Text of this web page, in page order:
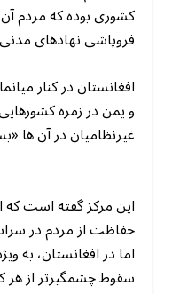
کشوری بوده که مردم
فروپاشی نهادهای
افغانستان در کنار
و یمن در زمره
غیرنظامیان در آن ها
حفاظت از مردم در
اما در افغانستان، به
سقوط چشمگیرتر از